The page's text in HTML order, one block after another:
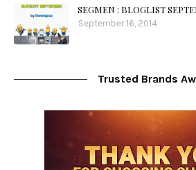
SEGMEN : BLOGLIST
September 16, 2014
Trusted Brands